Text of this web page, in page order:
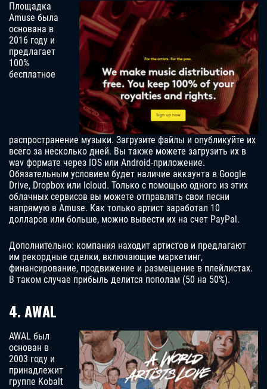
Площадка
Amuse была
основана в
2016 году и
предлагает
100%
бесплатное
распространение музыки. Загрузите файлы и опубликуйте их
всего за несколько дней. Вы также можете загрузить их в
wav формате через IOS или Android-приложение.
Обязательным условием будет наличие аккаунта в Google
Drive, Dropbox или Icloud. Только с помощью одного из этих
облачных сервисов вы можете отправлять свои песни
напрямую в Amuse. Как только артист заработал 10
долларов или больше, можно вывести их на счет PayPal.
Дополнительно: компания находит артистов и предлагают
им рекордные сделки, включающие маркетинг,
финансирование, продвижение и размещение в плейлистах.
В таком случае прибыль делится пополам (50 на 50%).
4. AWAL
AWAL был
основан в
2003 году и
принадлежит
группе Kobalt